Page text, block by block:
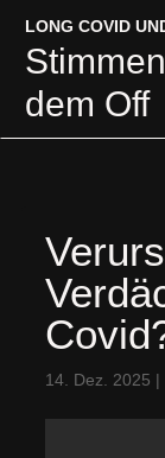
LONG COVID
dem Off
LONG COVID
dem Off
14. Dez. 2025 |